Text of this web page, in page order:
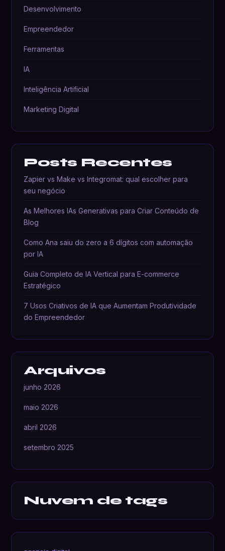
Desenvolvimento
Empreendedor
Ferramentas
IA
Inteligência Artificial
Marketing Digital
Posts Recentes
Zapier vs Make vs Integromat: qual escolher para
seu negócio
As Melhores IAs Generativas para Criar Conteúdo de
Blog
Como Ana saiu do zero a 6 dígitos com automação
por IA
Guia Completo de IA Vertical para E-commerce
Estratégico
7 Usos Criativos de IA que Aumentam Produtividade
do Empreendedor
Arquivos
junho 2026
maio 2026
abril 2026
setembro 2025
Nuvem de tags